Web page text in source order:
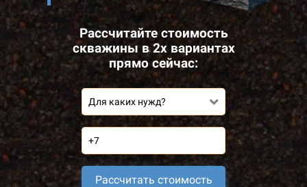
Рассчитайте стоимость
скважины в 2х вариантах
прямо сейчас:
Для каких нужд?
Рассчитать стоимость